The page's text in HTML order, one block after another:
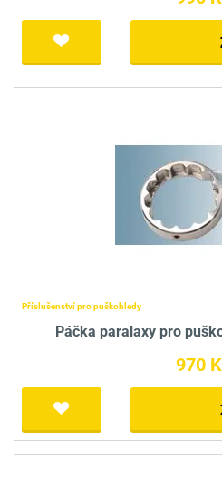
Příslušenství pro puškohledy
Páčka paralaxy pro
970